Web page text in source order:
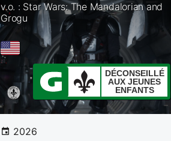
v.o. : Star Wars: The Mandalorian and
Grogu
DÉCONSEILLÉ
AUX JEUNES
ENFANTS
2026